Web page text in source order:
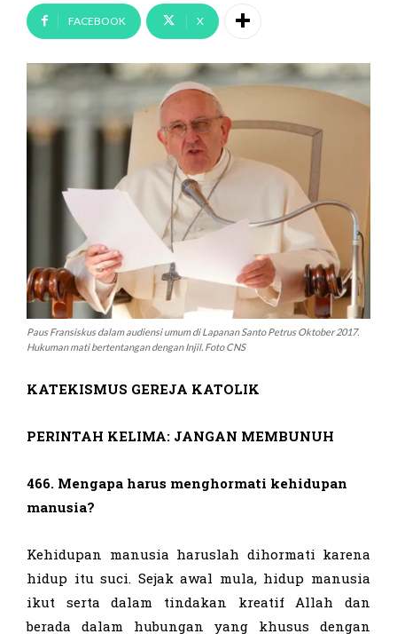
FACEBOOK X
Paus Fransiskus dalam audiensi umum di Lapanan Santo Petrus Oktober 2017.
Hukuman mati bertentangan dengan Injil. Foto CNS
KATEKISMUS GEREJA KATOLIK
PERINTAH KELIMA: JANGAN MEMBUNUH
466. Mengapa harus menghormati kehidupan
manusia?
Kehidupan manusia haruslah dihormati karena
hidup itu suci. Sejak awal mula, hidup manusia
ikut serta dalam tindakan kreatif Allah dan
berada dalam hubungan yang khusus dengan